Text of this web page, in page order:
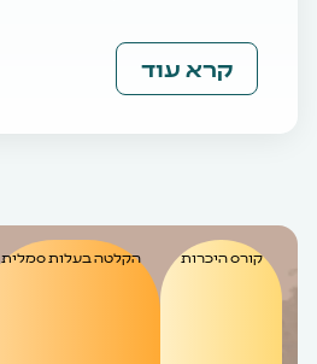
קרא עוד
קורס היכרות הקלטה בעלות סמלית